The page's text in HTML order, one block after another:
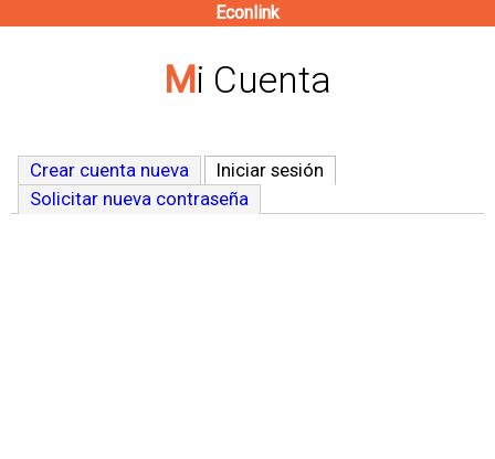
contenido
Econlink
Mi Cuenta
Crear cuenta nueva Iniciar sesión
Solicitar nueva contraseña